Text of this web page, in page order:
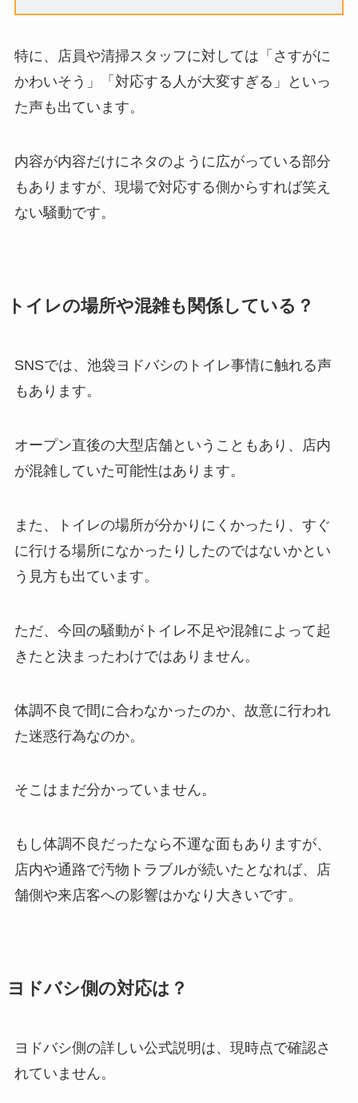
特に、店員や清掃スタッフに対しては「さすがに
かわいそう」「対応する人が大変すぎる」といっ
た声も出ています。
内容が内容だけにネタのように広がっている部分
もありますが、現場で対応する側からすれば笑え
ない騒動です。
トイレの場所や混雑も関係している？
SNSでは、池袋ヨドバシのトイレ事情に触れる声
もあります。
オープン直後の大型店舗ということもあり、店内
が混雑していた可能性はあります。
また、トイレの場所が分かりにくかったり、すぐ
に行ける場所になかったりしたのではないかとい
う見方も出ています。
ただ、今回の騒動がトイレ不足や混雑によって起
きたと決まったわけではありません。
体調不良で間に合わなかったのか、故意に行われ
た迷惑行為なのか。
そこはまだ分かっていません。
もし体調不良だったなら不運な面もありますが、
店内や通路で汚物トラブルが続いたとなれば、店
舗側や来店客への影響はかなり大きいです。
ヨドバシ側の対応は？
ヨドバシ側の詳しい公式説明は、現時点で確認さ
れていません。